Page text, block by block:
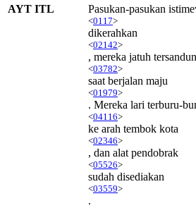
AYT ITL
Pasukan-pasukan
<0117>
dikerahkan
<02142>
, mereka jatuh
<03782>
saat berjalan maju
<01979>
. Mereka lari terburu-
<04116>
ke arah tembok kota
<02346>
, dan alat pendobrak
<05526>
sudah disediakan
<03559>
.